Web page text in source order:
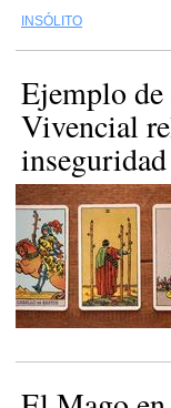
INSÓLITO
Ejemplo
Vivencial
inseguridad